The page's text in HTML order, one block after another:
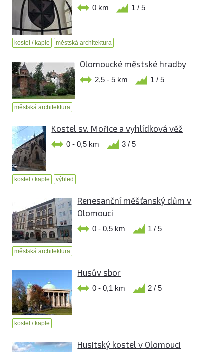
0 km 1 / 5
kostel / kaple městská architektura
Olomoucké městské hradby
2,5 - 5 km 1 / 5
městská architektura
Kostel sv. Mořice a vyhlídková věž
0 - 0,5 km 3 / 5
kostel / kaple výhled
Renesanční měšťanský dům v
Olomouci
0 - 0,5 km 1 / 5
městská architektura
Husův sbor
0 - 0,1 km 2 / 5
kostel / kaple
Husitský kostel v Olomouci